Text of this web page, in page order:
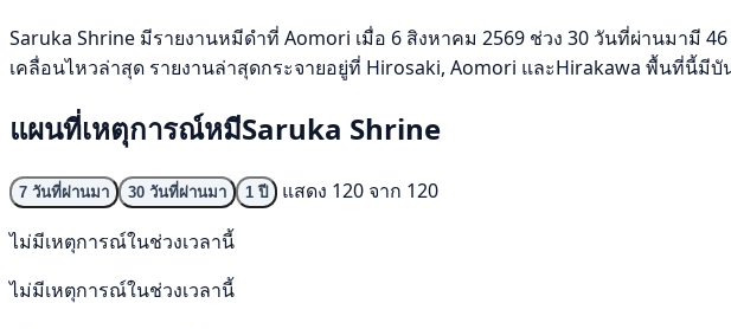
Saruka Shrine มีรายงานหมีดำที่ Aomori เมื่อ 6 สิงหาคม 2569 ช่วง 30 วันที่ผ่านมามี
เคลื่อนไหวล่าสุด รายงานล่าสุดกระจายอยู่ที่ Hirosaki, Aomori และHirakawa พื้นที่นี้มี
แผนที่เหตุการณ์หมีSaruka Shrine
7 วันที่ผ่านมา 30 วันที่ผ่านมา 1 ปี
แสดง 120 จาก 120
ไม่มีเหตุการณ์ในช่วงเวลานี้
ไม่มีเหตุการณ์ในช่วงเวลานี้